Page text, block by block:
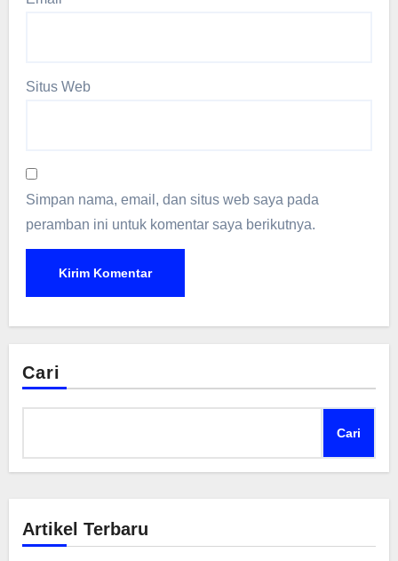
Situs Web
Simpan nama, email, dan situs web saya pada
peramban ini untuk komentar saya berikutnya.
Cari
Cari
Artikel Terbaru